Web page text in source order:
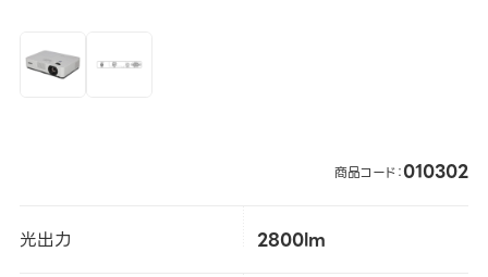
商品コード：010302
光出力 2800lm